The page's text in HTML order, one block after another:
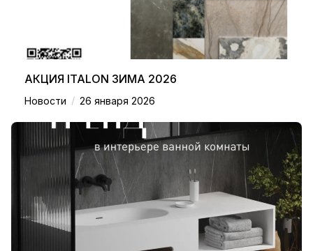
АКЦИЯ ITALON ЗИМА 2026
Новости / 26 января 2026